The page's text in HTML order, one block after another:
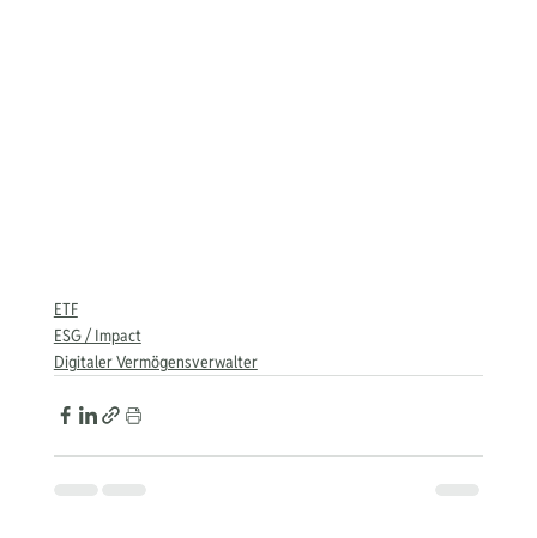
ETF
ESG / Impact
Digitaler Vermögensverwalter